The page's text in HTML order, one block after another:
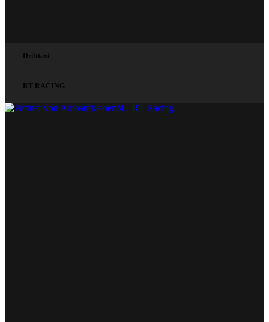
Drifttaxi
RT RACING